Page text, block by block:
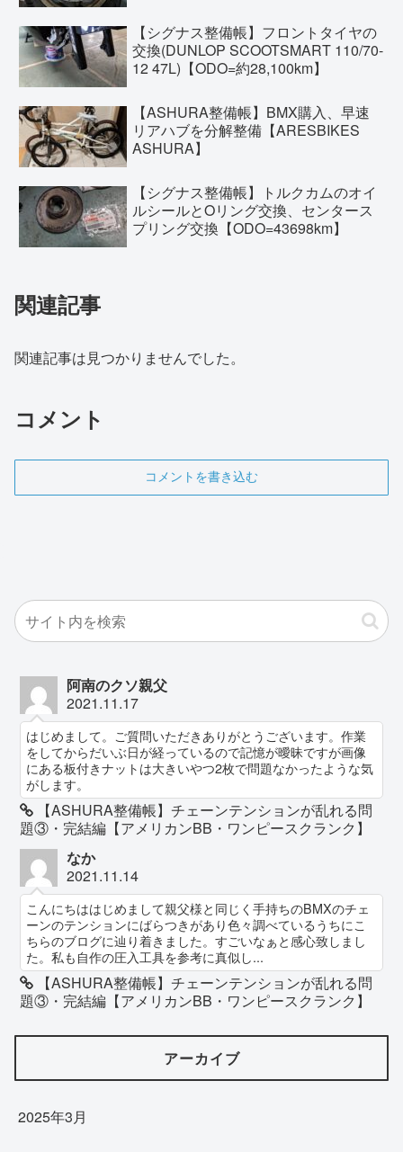
【シグナス整備帳】フロントタイヤの
交換(DUNLOP SCOOTSMART 110/70-
12 47L)【ODO=約28,100km】
【ASHURA整備帳】BMX購入、早速
リアハブを分解整備【ARESBIKES
ASHURA】
【シグナス整備帳】トルクカムのオイ
ルシールとOリング交換、センタース
プリング交換【ODO=43698km】
関連記事
関連記事は見つかりませんでした。
コメント
コメントを書き込む
阿南のクソ親父
2021.11.17
はじめまして。ご質問いただきありがとうございます。作業
をしてからだいぶ日が経っているので記憶が曖昧ですが画像
にある板付きナットは大きいやつ2枚で問題なかったような気
がします。
【ASHURA整備帳】チェーンテンションが乱れる問
題③・完結編【アメリカンBB・ワンピースクランク】
なか
2021.11.14
こんにちははじめまして親父様と同じく手持ちのBMXのチェ
ーンのテンションにばらつきがあり色々調べているうちにこ
ちらのブログに辿り着きました。すごいなぁと感心致しまし
た。私も自作の圧入工具を参考に真似し...
【ASHURA整備帳】チェーンテンションが乱れる問
題③・完結編【アメリカンBB・ワンピースクランク】
アーカイブ
2025年3月